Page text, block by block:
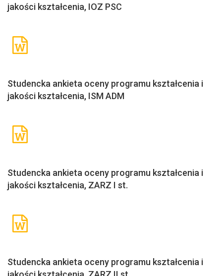
jakości kształcenia, IOZ PSC
Studencka ankieta oceny programu kształcenia i
jakości kształcenia, ISM ADM
Studencka ankieta oceny programu kształcenia i
jakości kształcenia, ZARZ I st.
Studencka ankieta oceny programu kształcenia i